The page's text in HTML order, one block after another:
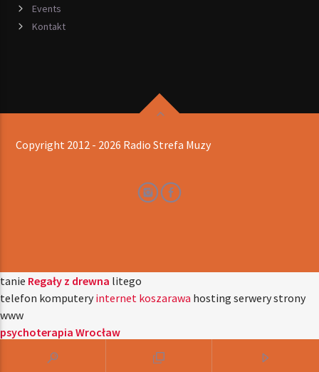
Events
Kontakt
Copyright 2012 - 2026 Radio Strefa Muzy
tanie Regały z drewna litego
telefon komputeryinternet koszarawa hosting serwery strony
www
psychoterapia Wrocław
reklamy dooh
reklama dooh
Reklama Dooh